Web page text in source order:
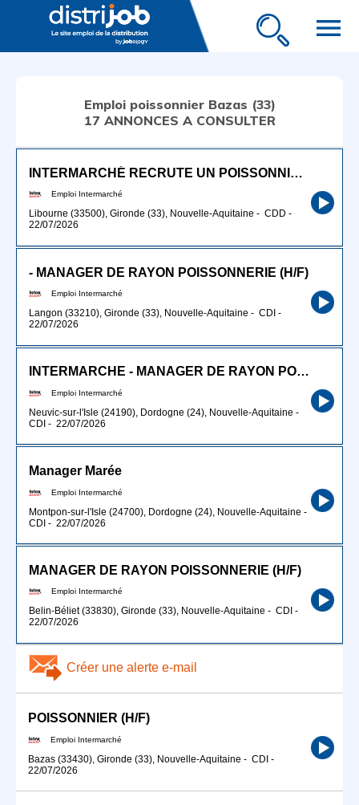
menu
Emploi poissonnier Bazas (33)
17 ANNONCES A CONSULTER
INTERMARCHÉ RECRUTE UN POISSONNIER H/F
Emploi Intermarché
Libourne (33500), Gironde (33), Nouvelle-Aquitaine - CDD -
22/07/2026
- MANAGER DE RAYON POISSONNERIE (H/F)
Emploi Intermarché
Langon (33210), Gironde (33), Nouvelle-Aquitaine - CDI -
22/07/2026
INTERMARCHE - MANAGER DE RAYON POISSONNERIE (H/F)
Emploi Intermarché
Neuvic-sur-l'Isle (24190), Dordogne (24), Nouvelle-Aquitaine -
CDI - 22/07/2026
Manager Marée
Emploi Intermarché
Montpon-sur-l'Isle (24700), Dordogne (24), Nouvelle-Aquitaine -
CDI - 22/07/2026
MANAGER DE RAYON POISSONNERIE (H/F)
Emploi Intermarché
Belin-Béliet (33830), Gironde (33), Nouvelle-Aquitaine - CDI -
22/07/2026
Créer une alerte e-mail
POISSONNIER (H/F)
Emploi Intermarché
Bazas (33430), Gironde (33), Nouvelle-Aquitaine - CDI -
22/07/2026